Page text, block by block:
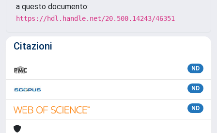
a questo documento:
https://hdl.handle.net/20.500.14243/46351
Citazioni
ND
ND
ND